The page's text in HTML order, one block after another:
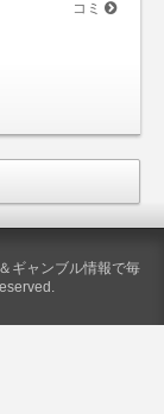
コミ
ギャンブル情報で毎